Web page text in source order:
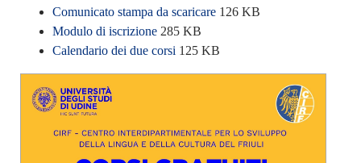
Comunicato stampa da scaricare 126 KB
Modulo di iscrizione 285 KB
Calendario dei due corsi 125 KB